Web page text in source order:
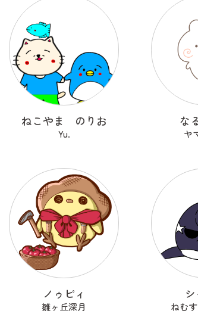
ねこやま のりお
Yu.
な
ヤ
ノゥピィ
雛ヶ丘深月 ねむ